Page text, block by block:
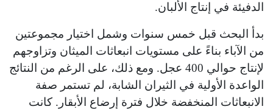
الدفيئة في إنتاج الألبان.
بدأ البحث قبل خمس سنوات وشمل اختيار مجموعتين
من الآباء بناءً على مستويات انبعاثات الميثان وتزاوجهم
لإنتاج حوالي 400 عجل. ومع ذلك، على الرغم من النتائج
الواعدة الأولية في الثيران الشابة، لم تستمر صفة
الانبعاثات المنخفضة خلال فترة إرضاع الأبقار. كانت